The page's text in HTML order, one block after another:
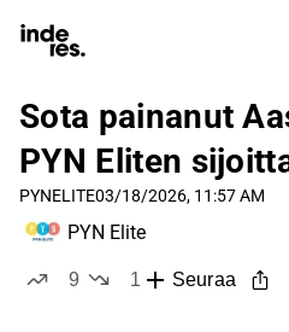
Sota painanut
PYN Eliten
PYNELITE03/18/2026, 11:57 AM
PYN Elite
9
1
Seuraa